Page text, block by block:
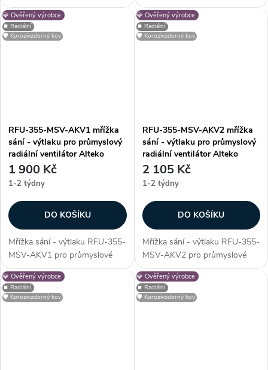
ventilátory řady RFU - 315.
Mřížka slouží jako ochranný
prvek, který zabrání vniknutí
ventilátory řady RFU - 315.
Mřížka slouží jako ochranný
prvek, který zabrání vniknutí
💎 Ověřený výrobce
⏹️ Radiální
🛡️ Korozivzdorný kov
RFU-355-MSV-AKV1 mřížka
sání - výtlaku pro průmyslový
radiální ventilátor Alteko
1 900 Kč
1-2 týdny
DO KOŠÍKU
Mřížka sání - výtlaku RFU-355-
MSV-AKV1 pro průmyslové
radiální ventilátory řady RFU -
355. Mřížka slouží jako
ochranný prvek, který zabrání
💎 Ověřený výrobce
⏹️ Radiální
🛡️ Korozivzdorný kov
RFU-355-MSV-AKV2 mřížka
sání - výtlaku pro průmyslový
radiální ventilátor Alteko
2 105 Kč
1-2 týdny
DO KOŠÍKU
Mřížka sání - výtlaku RFU-355-
MSV-AKV2 pro průmyslové
radiální ventilátory řady RFU -
355. Mřížka slouží jako
ochranný prvek, který zabrání
💎 Ověřený výrobce
⏹️ Radiální
🛡️ Korozivzdorný kov
💎 Ověřený výrobce
⏹️ Radiální
🛡️ Korozivzdorný kov